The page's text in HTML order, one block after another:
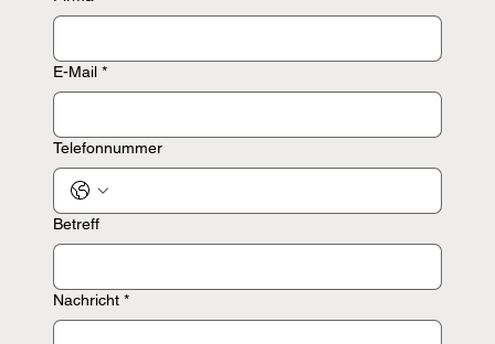
E-Mail *
Telefonnummer
Betreff
Nachricht *